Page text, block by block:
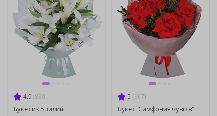
4.9 (830)
Букет из 5 лилий
5 (367)
Букет "Симфония чувств"